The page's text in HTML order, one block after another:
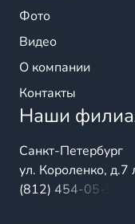
Фото
Видео
О компании
Контакты
Наши
Санкт-Петербург
ул. Короленко, д.7
(812) 454-05-54